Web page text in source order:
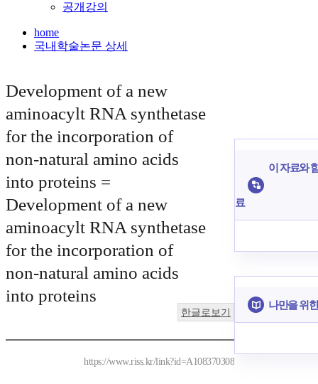
공개강의
home
국내학술논문 상세
Development of a new
aminoacylt RNA synthetase
for the incorporation of
non-natural amino acids
into proteins =
Development of a new
aminoacylt RNA synthetase
for the incorporation of
non-natural amino acids
into proteins
한글로보기
https://www.riss.kr/link?id=A108370308
이 자료와
료
나만을 위